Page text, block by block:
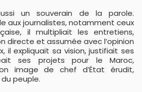
un souverain de la parole.
aux journalistes, notamment ceux
il multipliait les entretiens,
directe et assumée avec l’opinion
il expliquait sa vision, justifiait ses
ses projets pour le Maroc,
image de chef d’État érudit,
peuple.